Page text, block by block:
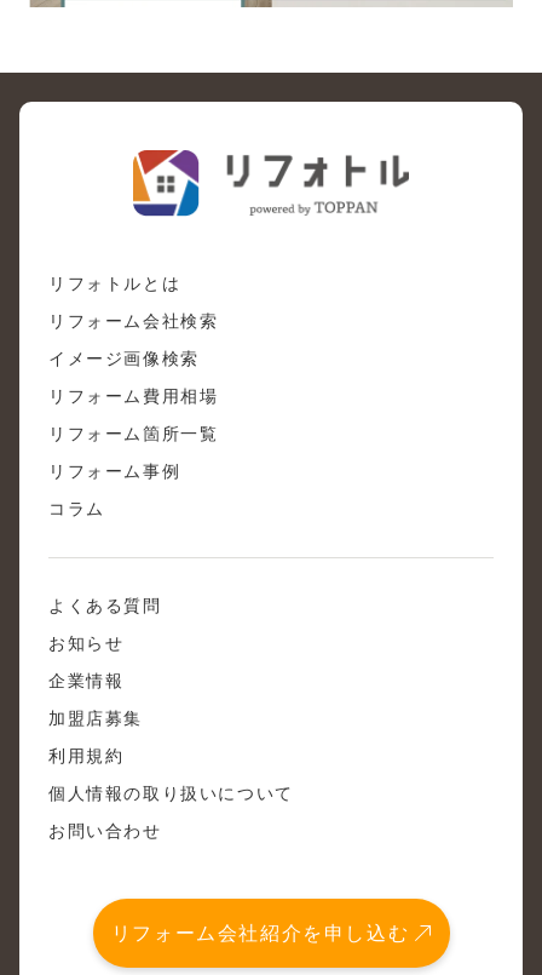
リフォトルとは
リフォーム会社検索
イメージ画像検索
リフォーム費用相場
リフォーム箇所一覧
リフォーム事例
コラム
よくある質問
お知らせ
企業情報
加盟店募集
利用規約
個人情報の取り扱いについて
お問い合わせ
リフォーム会社紹介を申し込む